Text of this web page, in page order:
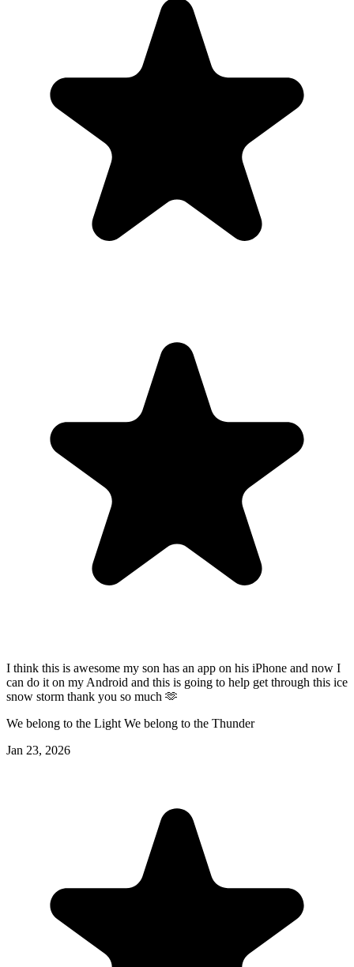
I think this is awesome my son has an app on his iPhone and now I
can do it on my Android and this is going to help get through this ice
snow storm thank you so much 🫶
We belong to the Light We belong to the Thunder
Jan 23, 2026